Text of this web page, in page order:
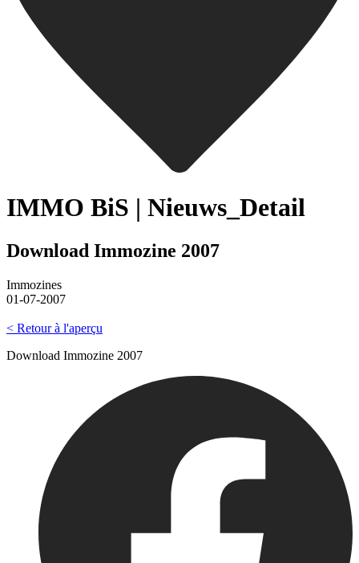
IMMO BiS | Nieuws_Detail
Download Immozine 2007
Immozines
01-07-2007
< Retour à l'aperçu
Download Immozine 2007